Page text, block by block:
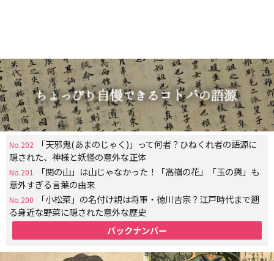
No.202
「天邪鬼(あまのじゃく)」って何者？ひねくれ者の語源に
隠された、神様と妖怪の意外な正体
No.201
「関の山」は山じゃなかった！「高嶺の花」「玉の輿」も
意外すぎる言葉の由来
No.200
「小松菜」の名付け親は将軍・徳川吉宗？江戸時代まで遡
る身近な野菜に隠された意外な歴史
バックナンバー